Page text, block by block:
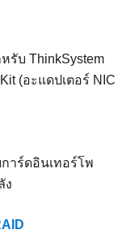
รับ ThinkSystem
(อะแดปเตอร์ NIC
าร์ดอินเทอร์โพ
ง